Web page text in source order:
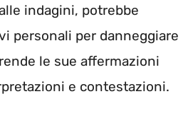
indagini, potrebbe
personali per danneggiare
le sue affermazioni
e contestazioni.